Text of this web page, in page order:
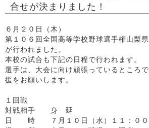
合せが決まりました！
６月２０日（木）
第１０６回全国高等学校野球選手権山梨
が行われました。
本校の試合も下記の日程で行われます。
選手は、大会に向け頑張っているところ
援をお願いします。
１回戦
対戦相手 身 延
日 時 ７月１０日（水）１１：００